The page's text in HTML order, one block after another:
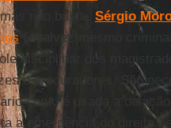
não basta. Sérgio
(e talvez mesmo
disciplinar dos
e procuradores. São
como é usada a
a emergência do direito